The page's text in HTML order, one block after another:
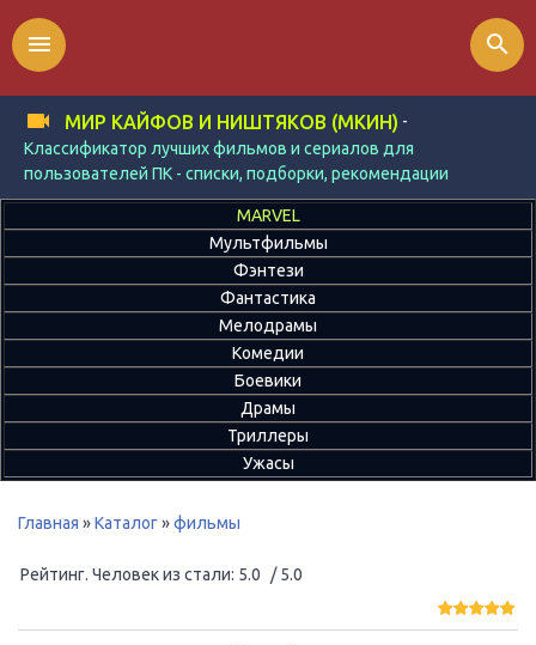
МИР КАЙФОВ И НИШТЯКОВ (МКИН) -
Классификатор лучших фильмов и сериалов для
пользователей ПК - списки, подборки, рекомендации
menu search
MARVEL
Мультфильмы
Фэнтези
Фантастика
Мелодрамы
Комедии
Боевики
Драмы
Триллеры
Ужасы
Главная »Каталог»фильмы
Рейтинг. Человек из стали: 5.0 / 5.0